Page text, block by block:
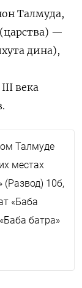
Талмуда,
—
дина),
III века
.
Талмуде
местах
(Развод) 10б,
«Баба
батра»